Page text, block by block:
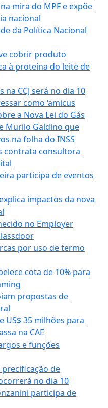
mira do MPF e expõe
nacional
da Política Nacional
cobrir produto
à proteína do leite de
na CCJ será no dia 10
como ‘amicus
a Nova Lei do Gás
Murilo Galdino que
na folha do INSS
contrata consultora
participa de eventos
impactos da nova
no Employer
por uso de termo
cota de 10% para
propostas de
US$ 35 milhões para
na CAE
e funções
de
no dia 10
participa de